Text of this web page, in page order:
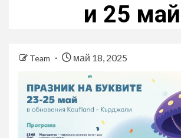
и 25 май
Team май 18, 2025